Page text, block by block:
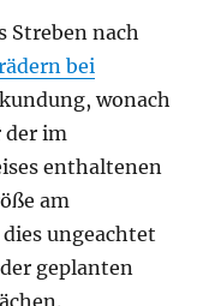
Streben nach
bei
wonach
der im
enthaltenen
am
ungeachtet
geplanten